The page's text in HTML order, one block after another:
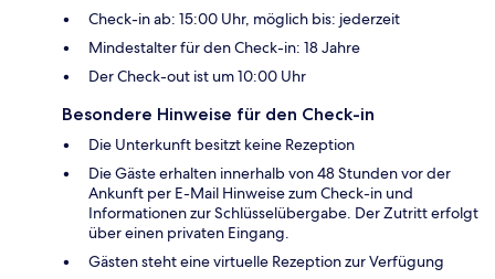
Check-in ab: 15:00 Uhr, möglich bis: jederzeit
Mindestalter für den Check-in: 18 Jahre
Der Check-out ist um 10:00 Uhr
Besondere Hinweise für den Check-in
Die Unterkunft besitzt keine Rezeption
Die Gäste erhalten innerhalb von 48 Stunden vor der
Ankunft per E-Mail Hinweise zum Check-in und
Informationen zur Schlüsselübergabe. Der Zutritt erfolgt
über einen privaten Eingang.
Gästen steht eine virtuelle Rezeption zur Verfügung